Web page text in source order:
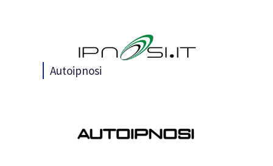
Autoipnosi